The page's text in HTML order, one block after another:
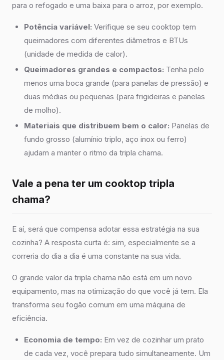
para o refogado e uma baixa para o arroz, por exemplo.
Potência variável: Verifique se seu cooktop tem
queimadores com diferentes diâmetros e BTUs
(unidade de medida de calor).
Queimadores grandes e compactos: Tenha pelo
menos uma boca grande (para panelas de pressão) e
duas médias ou pequenas (para frigideiras e panelas
de molho).
Materiais que distribuem bem o calor: Panelas de
fundo grosso (alumínio triplo, aço inox ou ferro)
ajudam a manter o ritmo da tripla chama.
Vale a pena ter um cooktop tripla
chama?
E aí, será que compensa adotar essa estratégia na sua
cozinha? A resposta curta é: sim, especialmente se a
correria do dia a dia é uma constante na sua vida.
O grande valor da tripla chama não está em um novo
equipamento, mas na otimização do que você já tem. Ela
transforma seu fogão comum em uma máquina de
eficiência.
Economia de tempo: Em vez de cozinhar um prato
de cada vez, você prepara tudo simultaneamente. Um